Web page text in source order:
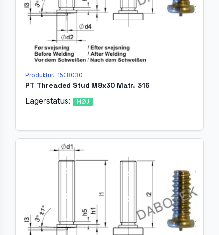
Produktnr.: 1508030
PT Threaded Stud M8x30 Matr. 316
Lagerstatus: HØJ